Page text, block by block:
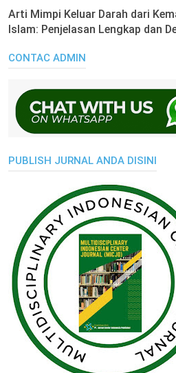
Arti Mimpi Keluar Darah dari
Islam: Penjelasan Lengkap dan
CONTAC ADMIN
PUBLISH JURNAL ANDA DISINI